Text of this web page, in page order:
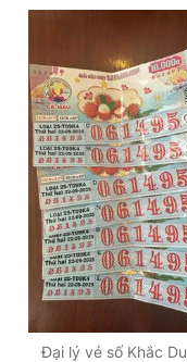
Quảng
Tổng biên tập: Nguyễn
Phó tổng biên tập
Phó tổng biên tập:
Phó tổng biên tập:
Tổng thư ký tòa soạn:
Giấy phép xuất bản
© 2003-2026 Bản
chép dưới mọi hình
bản. Phát triển bởi ePi
Đại lý vé số Khắc